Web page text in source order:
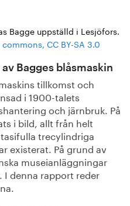
Bagge uppställd i Lesjöfors.
CC BY-SA 3.0
Bagges blåsmaskin
tillkomst och
i 1900-talets
och järnbruk. På
i bild, allt från helt
trecylindriga
existerat. På grund av
museianläggningar
denna rapport reder